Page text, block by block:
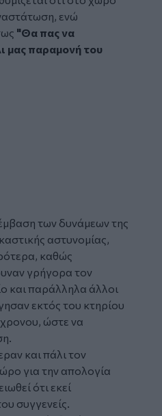
ενώ
"Θα πας να
μας παραμονή του
των δυνάμεων της
αστυνομίας,
καθώς
γρήγορα τον
και παράλληλα άλλοι
εκτός του κτηρίου
ώστε να
και πάλι τον
για την απολογία
ότι εκεί
συγγενείς.